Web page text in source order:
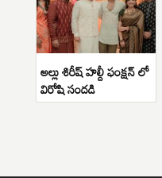
అల్లు శిరీష్ హల్దీ ఫంక్షన్ లో
విరోషి సందడి